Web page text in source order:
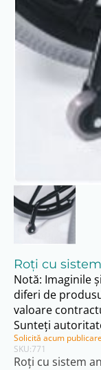
SKU:771
Roţi cu
Roţi cu sistem
Notă: Imaginile
diferi de
valoare
Sunteți
Solicită acum